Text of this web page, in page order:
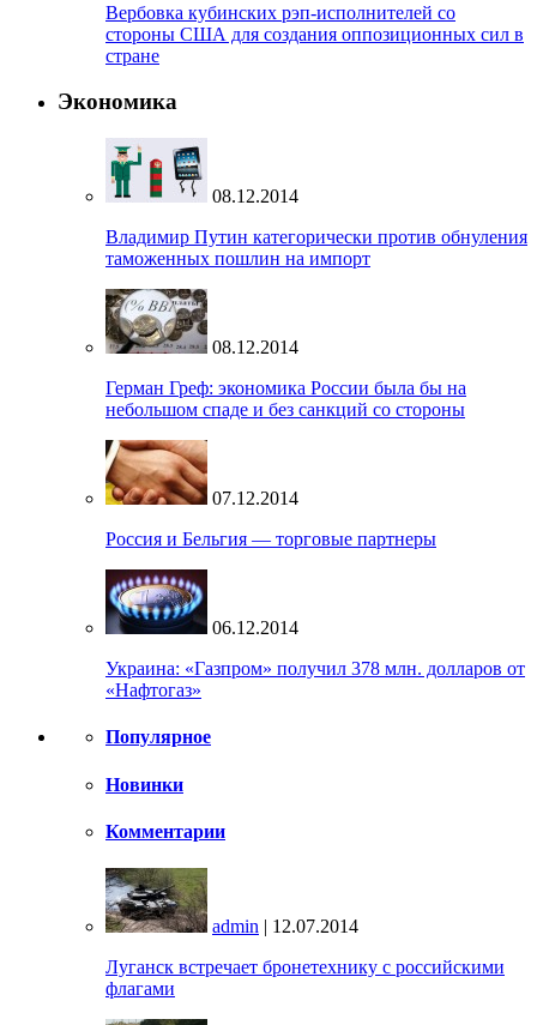
Вербовка кубинских рэп-исполнителей со
стороны США для создания оппозиционных сил в
стране
Экономика
08.12.2014
Владимир Путин категорически против обнуления
таможенных пошлин на импорт
08.12.2014
Герман Греф: экономика России была бы на
небольшом спаде и без санкций со стороны
07.12.2014
Россия и Бельгия — торговые партнеры
06.12.2014
Украина: «Газпром» получил 378 млн. долларов от
«Нафтогаз»
Популярное
Новинки
Комментарии
admin | 12.07.2014
Луганск встречает бронетехнику с российскими
флагами